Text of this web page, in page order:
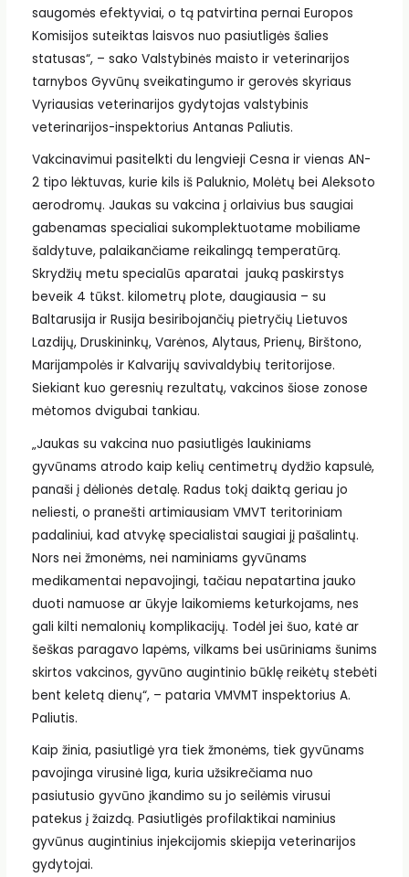
saugomės efektyviai, o tą patvirtina pernai Europos
Komisijos suteiktas laisvos nuo pasiutligės šalies
statusas“, – sako Valstybinės maisto ir veterinarijos
tarnybos Gyvūnų sveikatingumo ir gerovės skyriaus
Vyriausias veterinarijos gydytojas valstybinis
veterinarijos-inspektorius Antanas Paliutis.
Vakcinavimui pasitelkti du lengvieji Cesna ir vienas AN-
2 tipo lėktuvas, kurie kils iš Paluknio, Molėtų bei Aleksoto
aerodromų. Jaukas su vakcina į orlaivius bus saugiai
gabenamas specialiai sukomplektuotame mobiliame
šaldytuve, palaikančiame reikalingą temperatūrą.
Skrydžių metu specialūs aparatai jauką paskirstys
beveik 4 tūkst. kilometrų plote, daugiausia – su
Baltarusija ir Rusija besiribojančių pietryčių Lietuvos
Lazdijų, Druskininkų, Varėnos, Alytaus, Prienų, Birštono,
Marijampolės ir Kalvarijų savivaldybių teritorijose.
Siekiant kuo geresnių rezultatų, vakcinos šiose zonose
mėtomos dvigubai tankiau.
„Jaukas su vakcina nuo pasiutligės laukiniams
gyvūnams atrodo kaip kelių centimetrų dydžio kapsulė,
panaši į dėlionės detalę. Radus tokį daiktą geriau jo
neliesti, o pranešti artimiausiam VMVT teritoriniam
padaliniui, kad atvykę specialistai saugiai jį pašalintų.
Nors nei žmonėms, nei naminiams gyvūnams
medikamentai nepavojingi, tačiau nepatartina jauko
duoti namuose ar ūkyje laikomiems keturkojams, nes
gali kilti nemalonių komplikacijų. Todėl jei šuo, katė ar
šeškas paragavo lapėms, vilkams bei usūriniams šunims
skirtos vakcinos, gyvūno augintinio būklę reikėtų stebėti
bent keletą dienų“, – pataria VMVMT inspektorius A.
Paliutis.
Kaip žinia, pasiutligė yra tiek žmonėms, tiek gyvūnams
pavojinga virusinė liga, kuria užsikrečiama nuo
pasiutusio gyvūno įkandimo su jo seilėmis virusui
patekus į žaizdą. Pasiutligės profilaktikai naminius
gyvūnus augintinius injekcijomis skiepija veterinarijos
gydytojai.